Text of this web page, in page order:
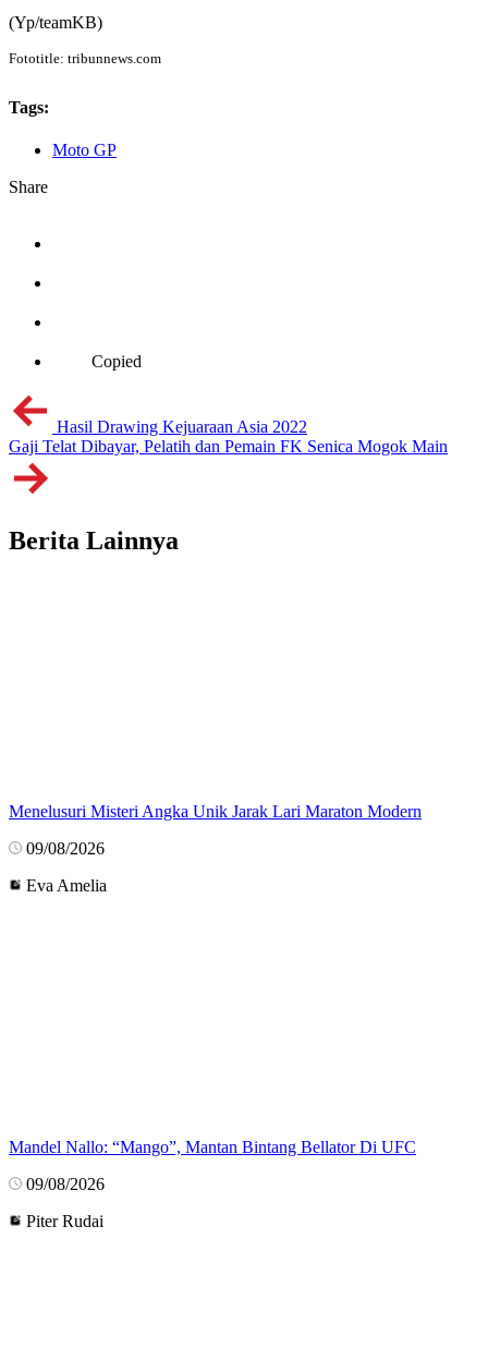
(Yp/teamKB)
Fototitle: tribunnews.com
Tags:
Moto GP
Share
Copied
Hasil Drawing Kejuaraan Asia 2022
Gaji Telat Dibayar, Pelatih dan Pemain FK Senica Mogok Main
Berita Lainnya
Menelusuri Misteri Angka Unik Jarak Lari Maraton Modern
09/08/2026
Eva Amelia
Mandel Nallo: “Mango”, Mantan Bintang Bellator Di UFC
09/08/2026
Piter Rudai